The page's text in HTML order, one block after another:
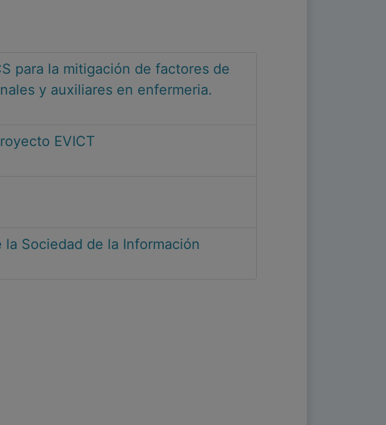
para la mitigación de factores de
y auxiliares en enfermeria.
EVICT
Sociedad de la Información